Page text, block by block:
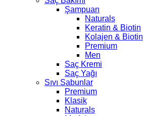
Şampuan
Naturals
Keratin & Biotin
Kolajen & Biotin
Premium
Men
Saç Kremi
Saç Yağı
Sıvı Sabunlar
Premium
Klasik
Naturals